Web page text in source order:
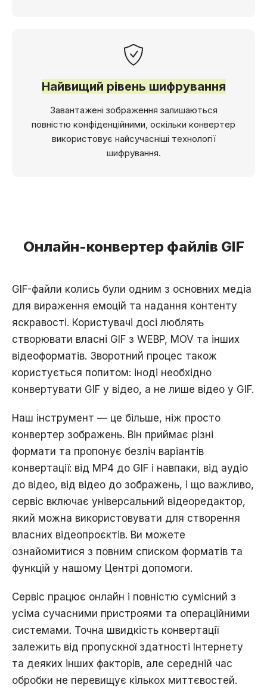
Найвищий рівень шифрування
Завантажені зображення залишаються
повністю конфіденційними, оскільки конвертер
використовує найсучасніші технології
шифрування.
Онлайн-конвертер файлів GIF
GIF-файли колись були одним з основних медіа
для вираження емоцій та надання контенту
яскравості. Користувачі досі люблять
створювати власні GIF з WEBP, MOV та інших
відеоформатів. Зворотний процес також
користується попитом: іноді необхідно
конвертувати GIF у відео, а не лише відео у GIF.
Наш інструмент — це більше, ніж просто
конвертер зображень. Він приймає різні
формати та пропонує безліч варіантів
конвертації: від MP4 до GIF і навпаки, від аудіо
до відео, від відео до зображень, і що важливо,
сервіс включає універсальний відеоредактор,
який можна використовувати для створення
власних відеопроєктів. Ви можете
ознайомитися з повним списком форматів та
функцій у нашому Центрі допомоги.
Сервіс працює онлайн і повністю сумісний з
усіма сучасними пристроями та операційними
системами. Точна швидкість конвертації
залежить від пропускної здатності Інтернету
та деяких інших факторів, але середній час
обробки не перевищує кількох миттєвостей.